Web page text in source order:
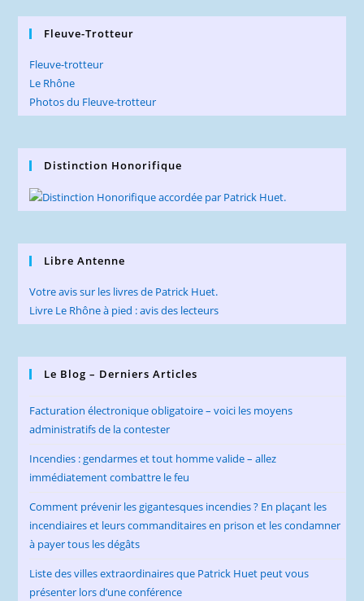
Fleuve-Trotteur
Fleuve-trotteur
Le Rhône
Photos du Fleuve-trotteur
Distinction Honorifique
Libre Antenne
Votre avis sur les livres de Patrick Huet.
Livre Le Rhône à pied : avis des lecteurs
Le Blog – Derniers Articles
Facturation électronique obligatoire – voici les moyens
administratifs de la contester
Incendies : gendarmes et tout homme valide – allez
immédiatement combattre le feu
Comment prévenir les gigantesques incendies ? En plaçant les
incendiaires et leurs commanditaires en prison et les condamner
à payer tous les dégâts
Liste des villes extraordinaires que Patrick Huet peut vous
présenter lors d’une conférence